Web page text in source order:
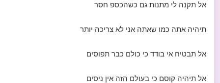
אל תקנה לי מתנות גם כשהכספ חסר
תיהיה אתה כמו שאתה אני לא צריכה יותר
אל תבטיח אי בודד כי כולם כבר תפוסים
אל תיהיה קוסם כי בעולם הזה אין ניסים